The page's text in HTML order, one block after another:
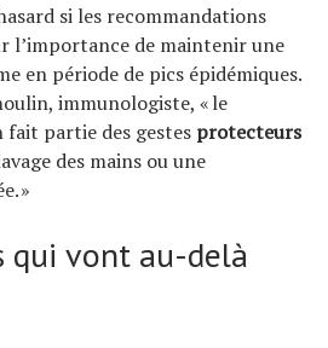
si les recommandations
l’importance de maintenir une
en période de pics épidémiques.
immunologiste, « le
partie des gestes protecteurs
des mains ou une
»
qui vont au-delà